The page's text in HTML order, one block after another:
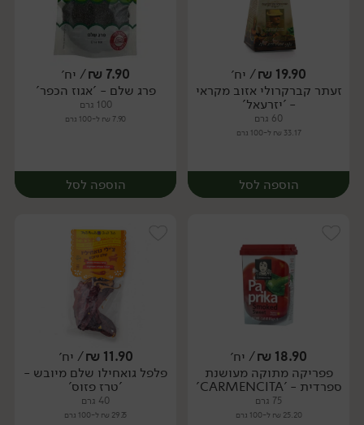
יח׳ יח׳
19.90
₪/ יח׳
זעתר קברקרולי אזוב מקראי
- 'יזרעאל'
60 גרם
33.17 ₪ ל-100 גרם
הוספה לסל
יח׳
7.90
₪/ יח׳
פרג שלם - 'אגוז הכפר'
100 גרם
7.90 ₪ ל-100 גרם
הוספה לסל
יח׳
18.90
₪/ יח׳
פפריקה מתוקה מעושנת
ספרדית - 'CARMENCITA'
75 גרם
25.20 ₪ ל-100 גרם
11.90
₪/ יח׳
פלפל גואחילו שלם מיובש -
'טרז פזוס'
40 גרם
29.75 ₪ ל-100 גרם